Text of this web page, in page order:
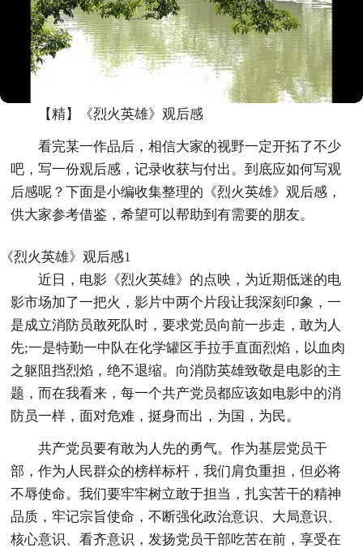
【精】《烈火英雄》观后感
看完某一作品后，相信大家的视野一定开拓了不少
吧，写一份观后感，记录收获与付出。到底应如何写观
后感呢？下面是小编收集整理的《烈火英雄》观后感，
供大家参考借鉴，希望可以帮助到有需要的朋友。
《烈火英雄》观后感1
近日，电影《烈火英雄》的点映，为近期低迷的电
影市场加了一把火，影片中两个片段让我深刻印象，一
是成立消防员敢死队时，要求党员向前一步走，敢为人
先;一是特勤一中队在化学罐区手拉手直面烈焰，以血肉
之躯阻挡烈焰，绝不退缩。向消防英雄致敬是电影的主
题，而在我看来，每一个共产党员都应该如电影中的消
防员一样，面对危难，挺身而出，为国，为民。
共产党员要有敢为人先的勇气。作为基层党员干
部，作为人民群众的榜样标杆，我们肩负重担，但必将
不辱使命。我们要牢牢树立敢于担当，扎实苦干的精神
品质，牢记宗旨使命，不断强化政治意识、大局意识、
核心意识、看齐意识，发扬党员干部吃苦在前，享受在